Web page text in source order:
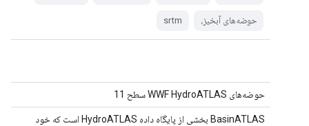
حوضه‌های آبخیز، srtm
حوضه‌های WWF HydroATLAS سطح 11
BasinATLAS بخشی از پایگاه داده HydroATLAS است که خود